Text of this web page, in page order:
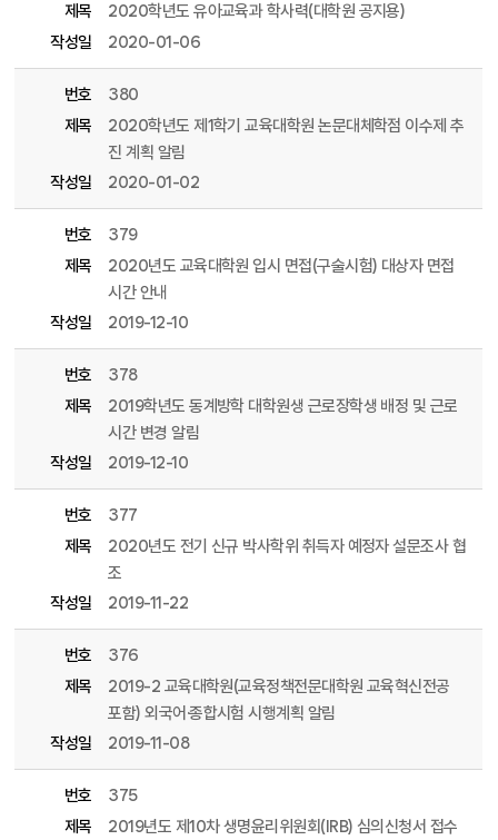
제목
2020학년도 유아교육과 학사력(대학원 공지용)
작성일
2020-01-06
번호
380
제목
2020학년도 제1학기 교육대학원 논문대체학점 이수제 추
진 계획 알림
작성일
2020-01-02
번호
379
제목
2020년도 교육대학원 입시 면접(구술시험) 대상자 면접
시간 안내
작성일
2019-12-10
번호
378
제목
2019학년도 동계방학 대학원생 근로장학생 배정 및 근로
시간 변경 알림
작성일
2019-12-10
번호
377
제목
2020년도 전기 신규 박사학위 취득자 예정자 설문조사 협
조
작성일
2019-11-22
번호
376
제목
2019-2 교육대학원(교육정책전문대학원 교육혁신전공
포함) 외국어·종합시험 시행계획 알림
작성일
2019-11-08
번호
375
제목
2019년도 제10차 생명윤리위원회(IRB) 심의신청서 접수